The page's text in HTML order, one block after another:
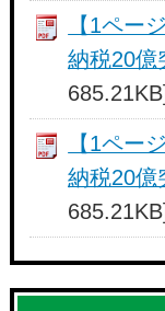
【1ペー
納税20億
【1ペー
納税20億
685.21KB]